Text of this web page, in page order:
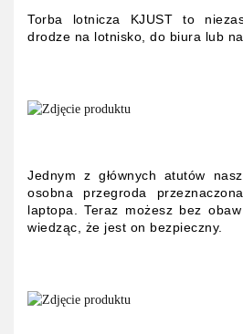
Torba lotnicza KJUST to
drodze na lotnisko, do biura lub
Jednym z głównych atutów
osobna przegroda
laptopa. Teraz możesz bez
wiedząc, że jest on bezpieczny.